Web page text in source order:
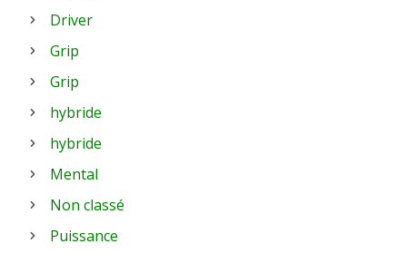
Driver
Grip
Grip
hybride
hybride
Mental
Non classé
Puissance